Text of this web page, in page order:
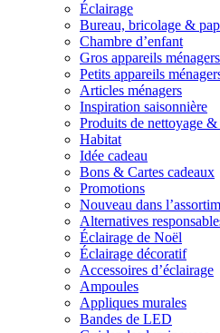
Éclairage
Bureau, bricolage &
Chambre d’enfant
Gros appareils ménagers
Petits appareils
Articles ménagers
Inspiration saisonnière
Produits de nettoyage &
Habitat
Idée cadeau
Bons & Cartes cadeaux
Promotions
Nouveau dans
Alternatives
Éclairage de Noël
Éclairage décoratif
Accessoires d’éclairage
Ampoules
Appliques murales
Bandes de LED